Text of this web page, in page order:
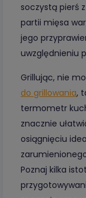
soczystą pierś
partii mięsa
jego
uwzględnieniu
Grillując, nie
do grillowania,
termometr
znacznie
osiągnięciu
Poznaj kilka